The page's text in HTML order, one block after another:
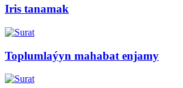
Iris tanamak
Toplumlaýyn mahabat enjamy